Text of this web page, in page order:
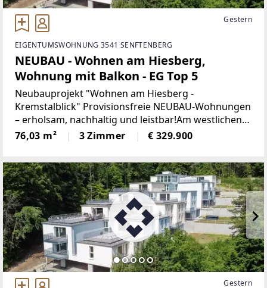
Gestern
EIGENTUMSWOHNUNG 3541 SENFTENBERG
NEUBAU - Wohnen am Hiesberg,
Wohnung mit Balkon - EG Top 5
Neubauprojekt "Wohnen am Hiesberg -
Kremstalblick" Provisionsfreie NEUBAU-Wohnungen
– erholsam, nachhaltig und leistbar!Am westlichen
Ortsende der idyllischen Marktgemeinde
Senftenberg - umrandet von grünen Hügeln und
76,03 m² 3 Zimmer € 329.900
Gestern